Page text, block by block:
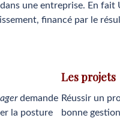
une entreprise. En fait
financé par le
demande
la posture
Les projets
Réussir un
bonne